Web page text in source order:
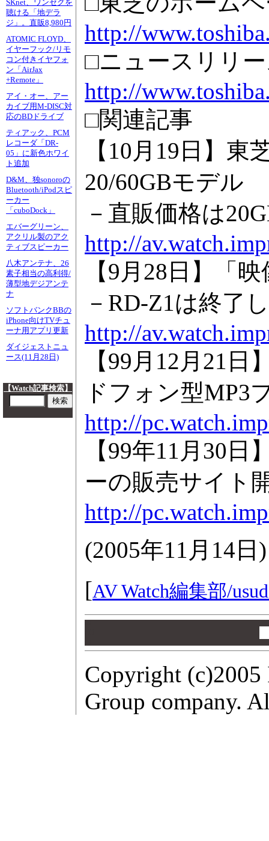
SKnet、ワンセグを
聴ける「地デラ
ジ」。直販8,980円
ATOMIC FLOYD、
イヤーフック/リモ
コン付きイヤフォ
ン「AirJax
+Remote」
アイ・オー、アー
カイブ用M-DISC対
応のBDドライブ
ティアック、PCM
レコーダ「DR-
05」に新色ホワイ
ト追加
D&M、独sonoroの
Bluetooth/iPodスピ
ーカー
「cuboDock」
エバーグリーン、
アクリル製のアク
ティブスピーカー
八木アンテナ、26
素子相当の高利得/
薄型地デジアンテ
ナ
ソフトバンクBBの
iPhone向けTVチュ
ーナ用アプリ更新
ダイジェストニュ
ース(11月28日)
【Watch記事検索】
http://
□ニュースリリ
http://
□関連記事
【10月19日】東
20/60GBモデル
－直販価格は
http://
【9月28日】「
－RD-Z1は終了
http://
【99月12月21
ドフォン型MP3
http://
【99年11月30
ーの販売サイト
http://
(2005年11月14日 )
[AV Watch編集部/
Copyright (c)2005
Group company.